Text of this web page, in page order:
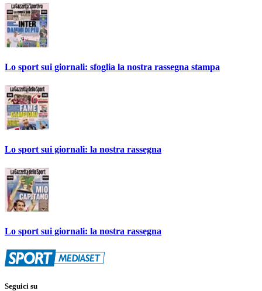
Lo sport sui giornali: sfoglia la nostra rassegna stampa
Lo sport sui giornali: la nostra rassegna
Lo sport sui giornali: la nostra rassegna
Seguici su